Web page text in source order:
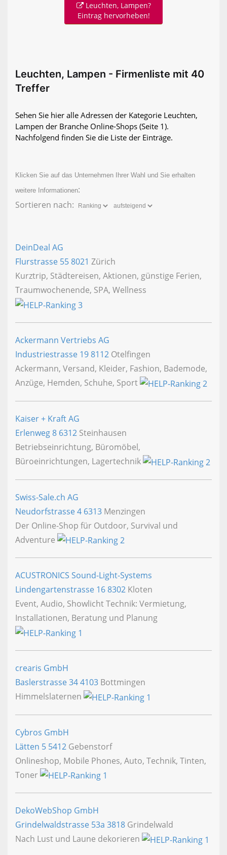
Leuchten, Lampen?
Eintrag hervorheben!
Leuchten, Lampen - Firmenliste mit 40
Treffer
Sehen Sie hier alle Adressen der Kategorie Leuchten,
Lampen der Branche Online-Shops (Seite 1).
Nachfolgend finden Sie die Liste der Einträge.
Klicken Sie auf das Unternehmen Ihrer Wahl und Sie erhalten
weitere Informationen:
Sortieren nach:
DeinDeal AG
Flurstrasse 558021 Zürich
Kurztrip, Städtereisen, Aktionen, günstige Ferien,
Traumwochenende, SPA, Wellness
Ackermann Vertriebs AG
Industriestrasse 198112 Otelfingen
Ackermann, Versand, Kleider, Fashion, Bademode,
Anzüge, Hemden, Schuhe, Sport
Kaiser + Kraft AG
Erlenweg 8 6312 Steinhausen
Betriebseinrichtung, Büromöbel,
Büroeinrichtungen, Lagertechnik
Swiss-Sale.ch AG
Neudorfstrasse 4 6313 Menzingen
Der Online-Shop für Outdoor, Survival und
Adventure
ACUSTRONICS Sound-Light-Systems
Lindengartenstrasse 168302 Kloten
Event, Audio, Showlicht Technik: Vermietung,
Installationen, Beratung und Planung
crearis GmbH
Baslerstrasse 344103 Bottmingen
Himmelslaternen
Cybros GmbH
Lätten 5 5412 Gebenstorf
Onlineshop, Mobile Phones, Auto, Technik, Tinten,
Toner
DekoWebShop GmbH
Grindelwaldstrasse 53a 3818 Grindelwald
Nach Lust und Laune dekorieren